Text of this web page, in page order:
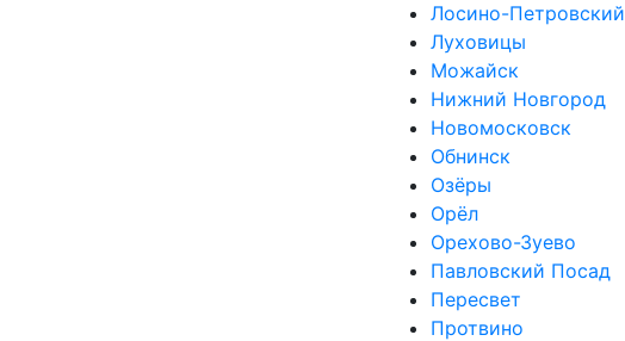
Лосино-Петровский
Луховицы
Можайск
Нижний Новгород
Новомосковск
Обнинск
Озёры
Орёл
Орехово-Зуево
Павловский Посад
Пересвет
Протвино